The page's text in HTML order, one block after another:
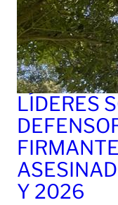
LÍDERES
Y 2026